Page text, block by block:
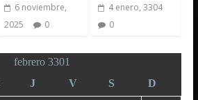
6 noviembre,
2025
0
4 enero, 3304
0
febrero 3301
J V S D